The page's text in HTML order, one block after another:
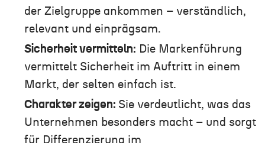
der Zielgruppe ankommen – verständlich,
relevant und einprägsam.
Sicherheit vermitteln: Die Markenführung
vermittelt Sicherheit im Auftritt in einem
Markt, der selten einfach ist.
Charakter zeigen: Sie verdeutlicht, was das
Unternehmen besonders macht – und sorgt
für Differenzierung im